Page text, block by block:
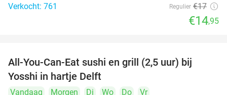
Verkocht: 761 Regulier €17
€14,95
All-You-Can-Eat sushi en grill (2,5 uur) bij
Yosshi in hartje Delft
Vandaag Morgen Di Wo Do
Vr